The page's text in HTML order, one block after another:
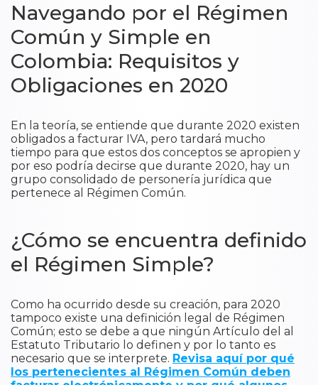
Navegando por el Régimen
Común y Simple en
Colombia: Requisitos y
Obligaciones en 2020
En la teoría, se entiende que durante 2020 existen
obligados a facturar IVA, pero tardará mucho
tiempo para que estos dos conceptos se apropien y
por eso podría decirse que durante 2020, hay un
grupo consolidado de personería jurídica que
pertenece al Régimen Común.
¿Cómo se encuentra definido
el Régimen Simple?
Como ha ocurrido desde su creación, para 2020
tampoco existe una definición legal de Régimen
Común; esto se debe a que ningún Artículo del al
Estatuto Tributario lo definen y por lo tanto es
necesario que se interprete. Revisa aquí por qué
los pertenecientes al Régimen Común deben